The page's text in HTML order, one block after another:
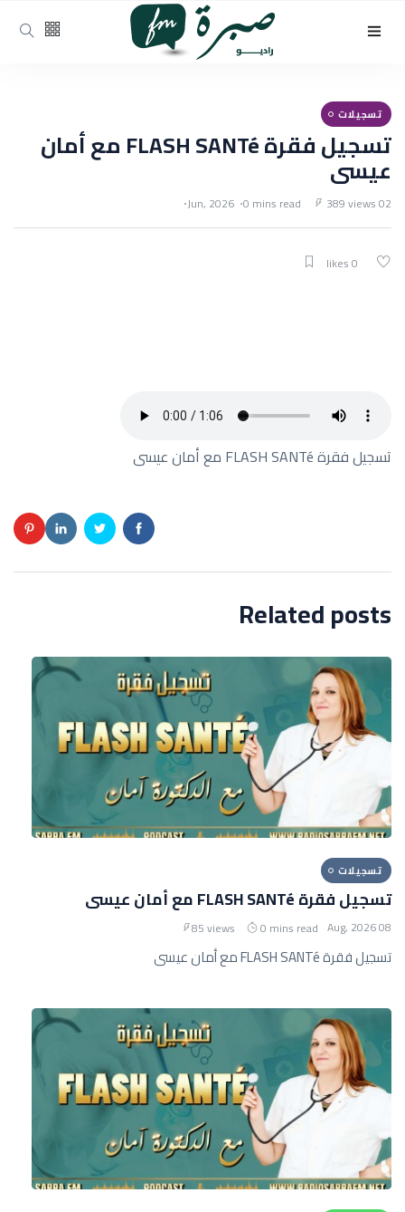
تسجيلات
تسجيل فقرة FLASH SANTé مع أمان
عيسى
02 Jun, 2026
0 mins read 389 views
تسجيل فقرة FLASH SANTé مع أمان عيسى
Related posts
تسجيلات
تسجيل فقرة FLASH SANTé مع أمان عيسى
08 Aug, 2026
0 mins read
85 views
تسجيل فقرة FLASH SANTé مع أمان عيسى